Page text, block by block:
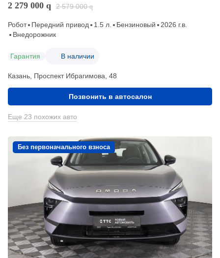
2 279 000 q 2 579 000 q
Робот Передний привод 1.5 л. Бензиновый
2026 г.в.
Внедорожник
Гарантия В наличии
Казань, Проспект Ибрагимова, 48
Позвонить в автосалон
Еще 23 похожих авто
Без первоначального взноса